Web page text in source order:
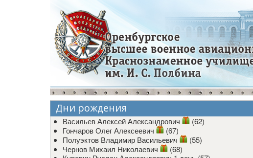
Дни рождения
Васильев Алексей Александрович
(62)
Гончаров Олег Алексеевич
(67)
Полуэктов Владимир Васильевич
(55)
Чернов Михаил Николаевич
(68)